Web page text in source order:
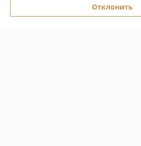
Сайт создан на платформе Deal.by
Отклонить